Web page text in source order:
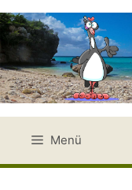
Zum
Inhalt
springen
Menü